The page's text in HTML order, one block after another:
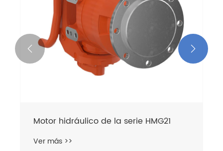
Motor hidráulico de la serie HMG11
Ver más >>
 